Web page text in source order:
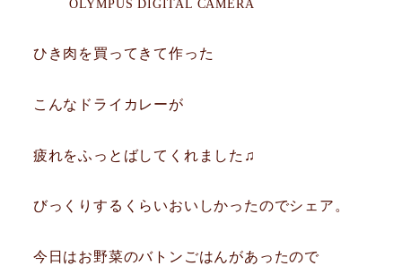
OLYMPUS DIGITAL CAMERA
ひき肉を買ってきて作った
こんなドライカレーが
疲れをふっとばしてくれました♫
びっくりするくらいおいしかったのでシェア。
今日はお野菜のバトンごはんがあったので